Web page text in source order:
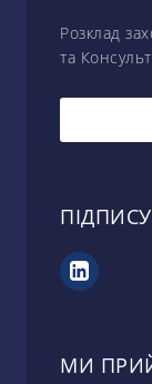
Розклад
та
МИ